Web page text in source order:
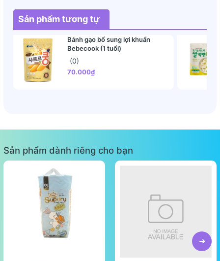
bột bí đỏ (0,2%)
Quy cách đóng gói:
túi zip 25g
Sản phẩm tương tự
Bánh gạo bổ sung lợi khuẩn
Bebecook (1 tuổi)
(0)
70.000₫
Sản phẩm dành riêng cho bạn